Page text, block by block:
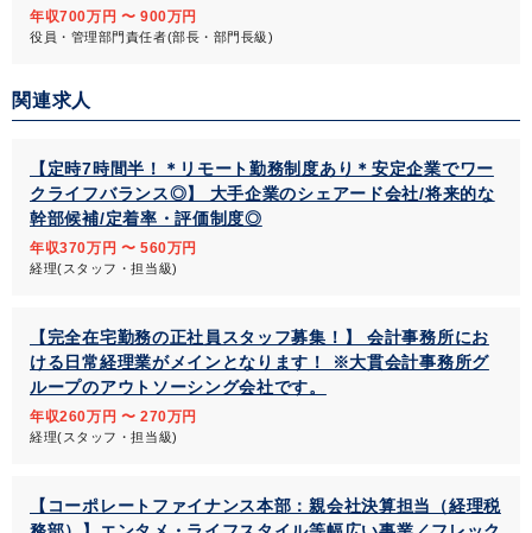
年収700万円 〜 900万円
役員・管理部門責任者(部長・部門長級)
関連求人
【定時7時間半！＊リモート勤務制度あり＊安定企業でワー
クライフバランス◎】 大手企業のシェアード会社/将来的な
幹部候補/定着率・評価制度◎
年収370万円 〜 560万円
経理(スタッフ・担当級)
【完全在宅勤務の正社員スタッフ募集！】 会計事務所にお
ける日常経理業がメインとなります！ ※大貫会計事務所グ
ループのアウトソーシング会社です。
年収260万円 〜 270万円
経理(スタッフ・担当級)
【コーポレートファイナンス本部：親会社決算担当（経理税